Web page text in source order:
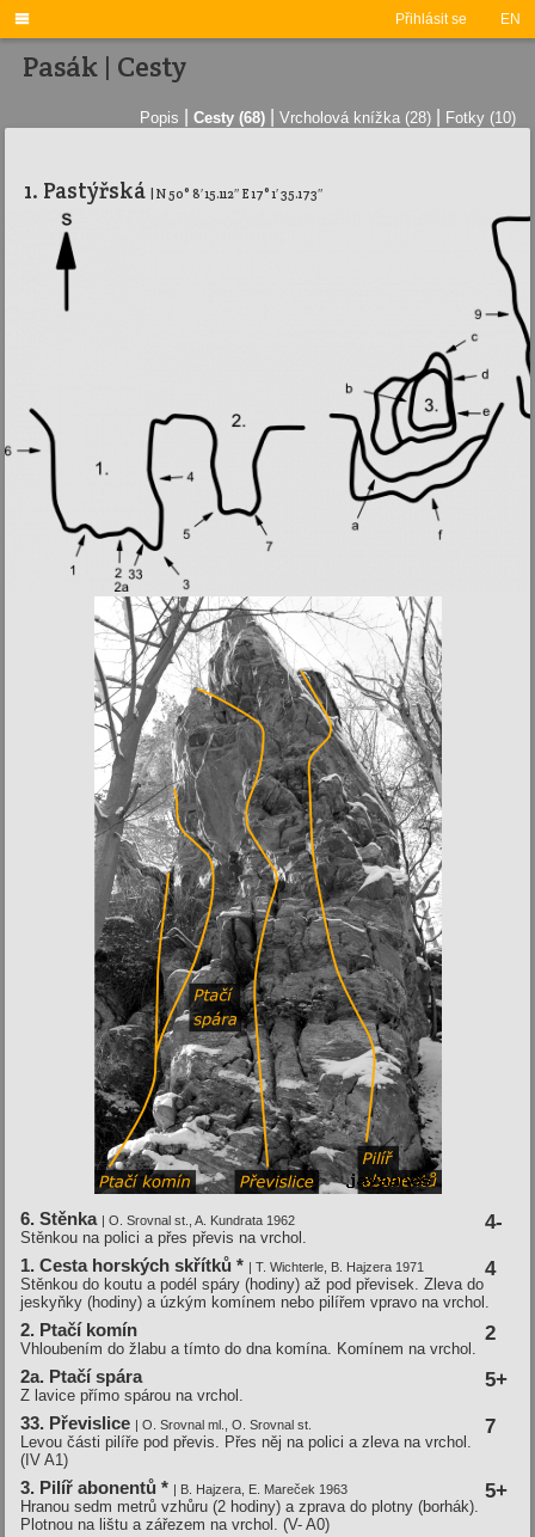
Přihlásit se EN

Pasák | Cesty
Popis Cesty (68) Vrcholová knížka (28) Fotky (10)
1. Pastýřská | N 50° 8′ 15.112″ E 17° 1′ 35.173″
6. Stěnka | O. Srovnal st., A. Kundrata 1962 4-
Stěnkou na polici a přes převis na vrchol.
1. Cesta horských skří­tků * | T. Wichterle, B. Hajzera 1971 4
Stěnkou do koutu a podél spáry (hodiny) až pod převisek. Zleva do
jeskyňky (hodiny) a úzkým komínem nebo pilířem vpravo na vrchol.
2. Ptačí­ komí­n 2
Vhloubením do žlabu a tímto do dna komína. Komínem na vrchol.
2a. Ptačí­ spára 5+
Z lavice přímo spárou na vrchol.
33. Převislice | O. Srovnal ml., O. Srovnal st. 7
Levou části pilíře pod převis. Přes něj na polici a zleva na vrchol.
(IV A1)
3. Pilí­ř abonentů * | B. Hajzera, E. Mareček 1963 5+
Hranou sedm metrů vzhůru (2 hodiny) a zprava do plotny (borhák).
Plotnou na lištu a zářezem na vrchol. (V- A0)